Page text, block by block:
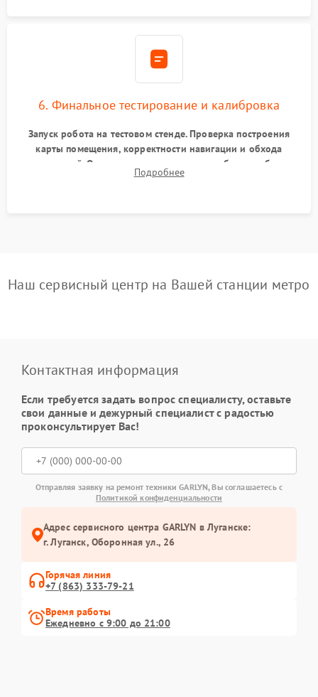
6. Финальное тестирование и калибровка
Запуск робота на тестовом стенде. Проверка построения
карты помещения, корректности навигации и обхода
препятствий. Оценка силы всасывания и работы турбины.
Тестирование автоматического возврата на док-станцию и
Подробнее
Наш сервисный центр на Вашей станции метро
Контактная информация
Если требуется задать вопрос специалисту, оставьте
свои данные и дежурный специалист с радостью
проконсультирует Вас!
Отправляя заявку на ремонт техники GARLYN, Вы соглашаетесь с
Политикой конфиденциальности
Адрес сервисного центра GARLYN в Луганске:
г. Луганск, Оборонная ул., 26
Горячая линия
+7 (863) 333-79-21
Время работы
Ежедневно с 9:00 до 21:00